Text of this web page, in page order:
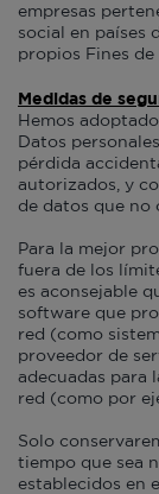
empresas
social en países
propios Fines
Medidas de
Hemos
Datos
pérdida
autorizados, y
de datos que no
Para la mejor
fuera de los
es aconsejable
software que
red (como
proveedor de
adecuadas para
red (como por
Solo
tiempo que sea
establecidos en